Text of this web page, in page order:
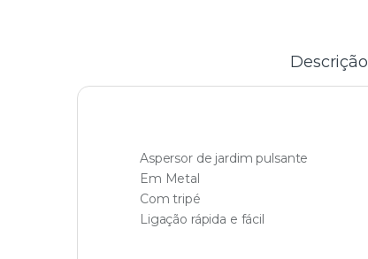
Descrição
Aspersor de jardim pulsante
Em Metal
Com tripé
Ligação rápida e fácil